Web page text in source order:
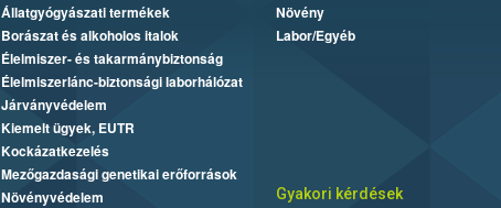
Állatgyógyászati termékek
Borászat és alkoholos italok
Élelmiszer- és takarmánybiztonság
Élelmiszerlánc-biztonsági laborhálózat
Járványvédelem
Kiemelt ügyek, EUTR
Kockázatkezelés
Mezőgazdasági genetikai erőforrások
Növényvédelem
Növény
Labor/Egyéb
Gyakori kérdések